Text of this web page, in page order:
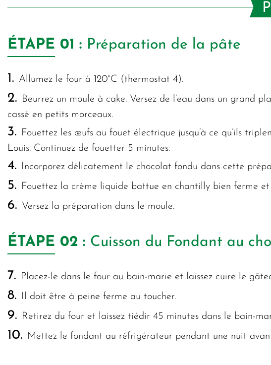
ÉTAPE 01 : Préparation de la pâte
1. Allumez le four à 120°C (thermostat 4).
2. Beurrez un moule à cake. Versez de l’eau dans un grand
cassé en petits morceaux.
3. Fouettez les œufs au fouet électrique jusqu’à ce qu’ils
Louis. Continuez de fouetter 5 minutes.
4. Incorporez délicatement le chocolat fondu dans cette
5. Fouettez la crème liquide battue en chantilly bien ferme et
6. Versez la préparation dans le moule.
ÉTAPE 02 : Cuisson du Fondant au
7. Placez-le dans le four au bain-marie et laissez cuire le
8. Il doit être à peine ferme au toucher.
9. Retirez du four et laissez tiédir 45 minutes dans le bain-
10. Mettez le fondant au réfrigérateur pendant une nuit